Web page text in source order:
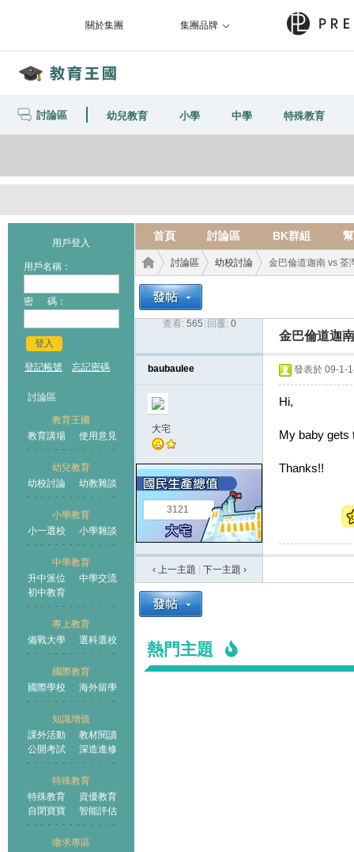
關於集團 集團品牌
討論區 幼兒教育 小學 中學 特殊教育
用戶登入
用戶名稱：
密 碼：
登入
登記帳號 忘記密碼
討論區
教育王國
教育講場
使用意見
幼兒教育
幼校討論
幼教雜談
小學教育
小一選校
小學雜談
中學教育
升中派位
中學交流
初中教育
專上教育
備戰大學
選科選校
國際教育
國際學校
海外留學
知識增值
課外活動
教材閱讀
公開考試
深造進修
特殊教育
特殊教育
資優教育
自閉寶寶
智能評估
徵求專區
首頁 討論區 BK群組
王國
討論區
›
幼校討論 金巴倫道迦南 vs 荃
查看: 565 回覆: 0
金巴倫道迦
baubaulee
大宅
3121
發表於 09-1-
Hi,
My baby gets
Thanks!!
‹ 上一主題 下一主題 ›
熱門主題